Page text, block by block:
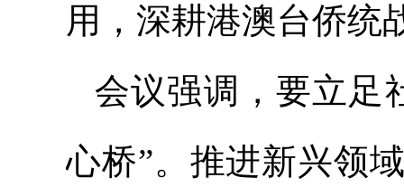
用，深耕港澳台侨统
会议强调，要立足
心桥”。推进新兴领